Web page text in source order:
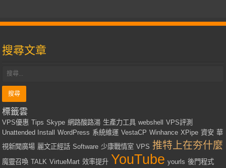
搜尋文章
標籤雲
VPS優惠 Tips Skype 網路酸路湯 生產力工具 webshell
VPS評測
Unattended Install
WordPress 系統維運 VestaCP Winhance XPipe 資安 華
視新聞廣場 麗文正經話 Software 少康戰情室 VPS 推特上在夯什麼
魔靈召喚 TALK VirtueMart 效率提升 YouTube yourls 後門程式